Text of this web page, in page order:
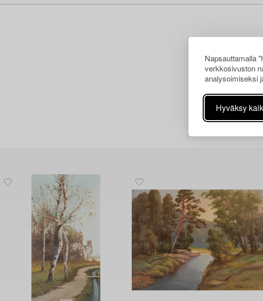
Napsauttamalla
verkkosivuston
analysoimiseksi
Hyväksy